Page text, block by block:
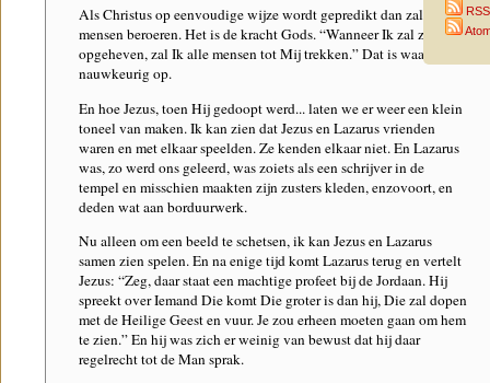
RSS
Als Christus op eenvoudige wijze wordt gepredikt dan zal het de
mensen beroeren. Het is de kracht Gods. “Wanneer Ik zal zijn
opgeheven, zal Ik alle mensen tot Mij trekken.” Dat is waar. Let
nauwkeurig op.
En hoe Jezus, toen Hij gedoopt werd... laten we er weer een klein
toneel van maken. Ik kan zien dat Jezus en Lazarus vrienden
waren en met elkaar speelden. Ze kenden elkaar niet. En Lazarus
was, zo werd ons geleerd, was zoiets als een schrijver in de
tempel en misschien maakten zijn zusters kleden, enzovoort, en
deden wat aan borduurwerk.
Nu alleen om een beeld te schetsen, ik kan Jezus en Lazarus
samen zien spelen. En na enige tijd komt Lazarus terug en vertelt
Jezus: “Zeg, daar staat een machtige profeet bij de Jordaan. Hij
spreekt over Iemand Die komt Die groter is dan hij, Die zal dopen
met de Heilige Geest en vuur. Je zou erheen moeten gaan om hem
te zien.” En hij was zich er weinig van bewust dat hij daar
regelrecht tot de Man sprak.